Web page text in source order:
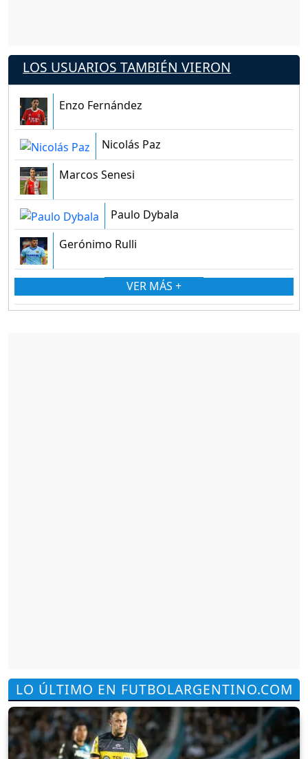
LOS USUARIOS TAMBIÉN VIERON
Enzo Fernández
Nicolás Paz
Marcos Senesi
Paulo Dybala
Gerónimo Rulli
VER MÁS +
LO ÚLTIMO EN FUTBOLARGENTINO.COM